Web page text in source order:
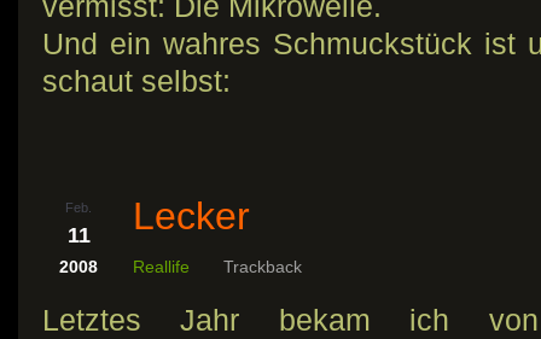
Und ein wahres Schmuckstück ist
schaut selbst:
Feb.
11
2008
Lecker
Reallife Trackback
Letztes Jahr bekam ich